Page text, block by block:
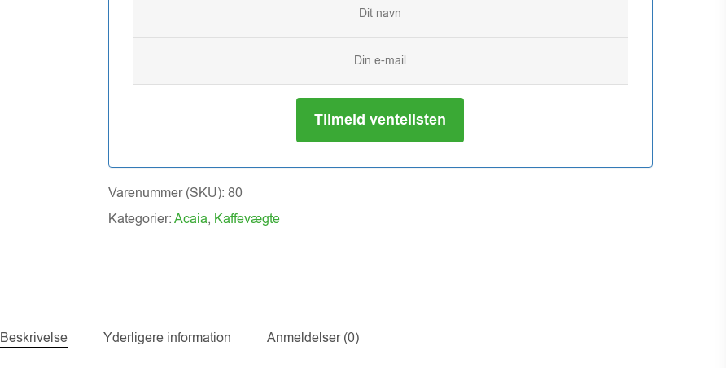
Tilmeld ventelisten
Varenummer (SKU): 80
Kategorier:Acaia, Kaffevægte
Beskrivelse Yderligere information Anmeldelser (0)